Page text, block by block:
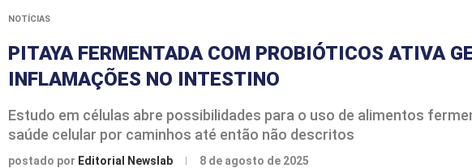
NOTÍCIAS
PITAYA FERMENTADA COM PROBIÓTICOS ATIVA
INFLAMAÇÕES NO INTESTINO
Estudo em células abre possibilidades para o uso de alimentos
saúde celular por caminhos até então não descritos
postado por Editorial Newslab 8 de agosto de 2025